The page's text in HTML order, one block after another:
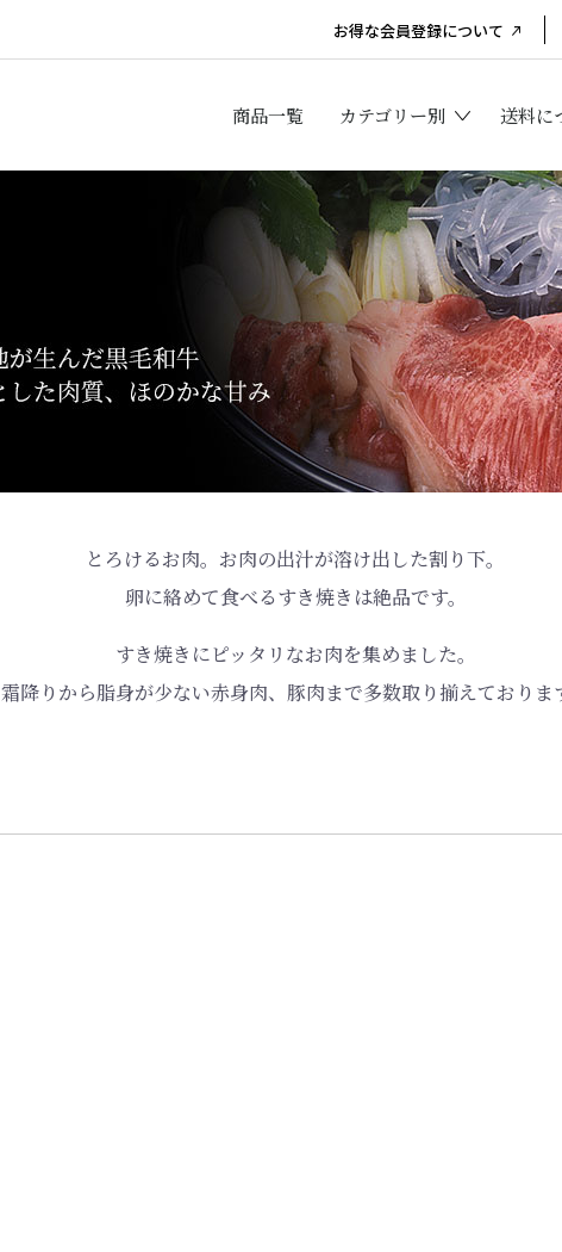
お得な会員登録について
商品一覧 カテゴリー別 送料に
とろけるお肉。お肉の出汁が溶け出した割り下。
卵に絡めて食べるすき焼きは絶品です。
すき焼きにピッタリなお肉を集めました。
霜降りから脂身が少ない赤身肉、 豚肉まで多数取り揃えておりま